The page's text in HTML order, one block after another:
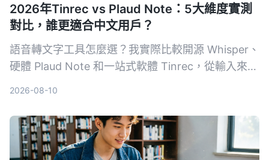
2026年Tinrec vs Plaud Note：5大維度實測
對比，誰更適合中文用戶？
語音轉文字工具怎麼選？我實際比較開源 Whisper、
硬體 Plaud Note 和一站式軟體 Tinrec，從輸入來
2026-08-10